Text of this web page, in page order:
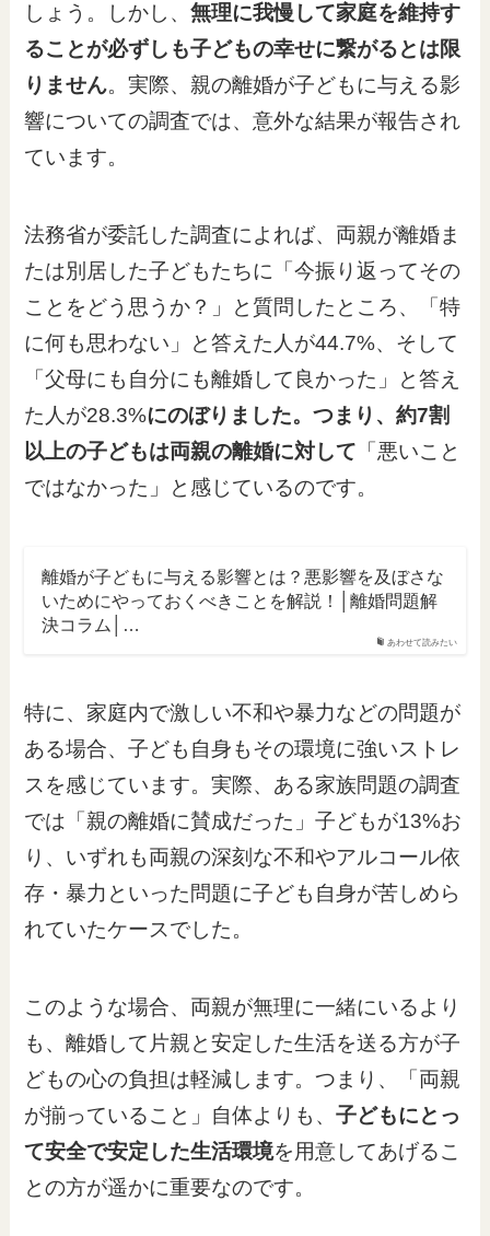
しょう。しかし、無理に我慢して家庭を維持す
ることが必ずしも子どもの幸せに繋がるとは限
りません。実際、親の離婚が子どもに与える影
響についての調査では、意外な結果が報告され
ています。
法務省が委託した調査によれば、両親が離婚ま
たは別居した子どもたちに「今振り返ってその
ことをどう思うか？」と質問したところ、「特
に何も思わない」と答えた人が44.7%、そして
「父母にも自分にも離婚して良かった」と答え
た人が28.3%にのぼりました。つまり、約7割
以上の子どもは両親の離婚に対して 「悪いこと
ではなかった」と感じているのです。
あわせて読みたい
離婚が子どもに与える影響とは？悪影響を及ぼさな
いためにやっておくべきことを解説！│離婚問題解
決コラム│…
特に、家庭内で激しい不和や暴力などの問題が
ある場合、子ども自身もその環境に強いストレ
スを感じています。実際、ある家族問題の調査
では「親の離婚に賛成だった」子どもが13%お
り、いずれも両親の深刻な不和やアルコール依
存・暴力といった問題に子ども自身が苦しめら
れていたケースでした。
このような場合、両親が無理に一緒にいるより
も、離婚して片親と安定した生活を送る方が子
どもの心の負担は軽減します。つまり、「両親
が揃っていること」自体よりも、子どもにとっ
て安全で安定した生活環境を用意してあげるこ
との方が遥かに重要なのです。